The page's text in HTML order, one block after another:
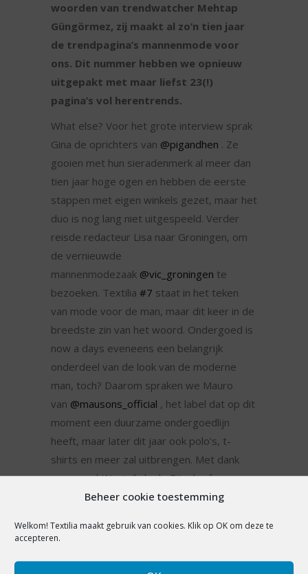
Beheer cookie toestemming
Welkom! Textilia maakt gebruik van cookies. Klik op OK om deze te
accepteren.
woorden van trendwatcher Mehtap
Güngörmez, zij maakt al zo’n tien jaar
de trendpagina’s mannenmode voor
ons. Dit nummer hebben we opnieuw
uitgepakt met maar liefst 23(!)
pagina’s vol herentrends.
What else? Voor het grote interview sprak
Gina de oprichters van @pigandhen . Ze
gooien met hun sieradenmerk al meer dan
tien jaar hoge ogen en hebben de eerste
stappen met eigen winkels gezet, maar het
duo is nog lang niet uitgespeeld. Verder
reisde redacteur Lisa naar Groningen, om
de vernieuwde
mannenmodezaak @vic_groningen te
bezoeken. Textilia #7 staat in het teken
van mode voor de man, maar dit keer in de
breedste zin van het woord. Ondergoed is
now a days eveneens een belangrijk
onderdeel van de look van de moderne
man, toch? Daarom spraken we Mauro
van @mausons_official , het label dat op dit
moment een duurzame ondergoedlijn
heeft, maar later dit jaar ook polo’s, t-
shirts en meer zal uitbrengen. Met dank
aan zowel INretail als de Bijenkorf,
presenteren we in dit nummer ook een
mannenmode. Veel leesplezier!